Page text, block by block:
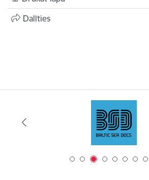
Dalīties